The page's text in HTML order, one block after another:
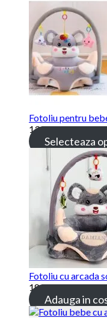
Fotoliu pentru
139.00 lei
Selecteaza
Fotoliu cu arcada
189.00 lei
Adauga in